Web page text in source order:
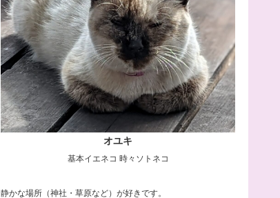
オユキ
基本イエネコ 時々ソトネコ
静かな場所（神社・草原など）が好きです。